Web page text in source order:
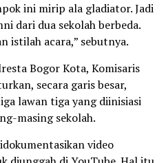
ini mirip ala gladiator. Jadi
dari dua sekolah berbeda.
istilah acara,” sebutnya.
Bogor Kota, Komisaris
secara garis besar,
lawan tiga yang diinisiasi
masing sekolah.
video